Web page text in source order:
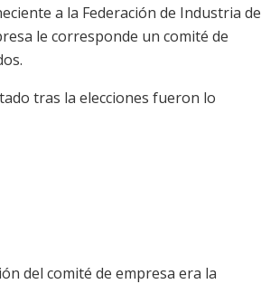
a la Federación de Industria de
le corresponde un comité de
tras la elecciones fueron lo
del comité de empresa era la